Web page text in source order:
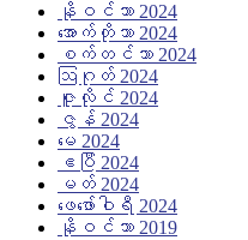
နိုဝင်ဘာ 2024
အောက်တိုဘာ 2024
စက်တင်ဘာ 2024
ဩဂုတ် 2024
ဇူလိုင် 2024
ဇွန် 2024
မေ 2024
ဧပြီ 2024
မတ် 2024
ဖေ‌ဖော်ဝါရီ 2024
နိုဝင်ဘာ 2019